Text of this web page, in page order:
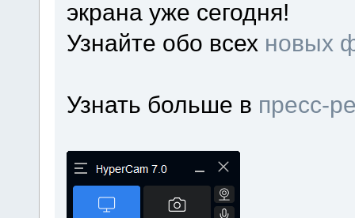
экрана уже сегодня!
Узнайте обо всех новых
Узнать больше в пресс-